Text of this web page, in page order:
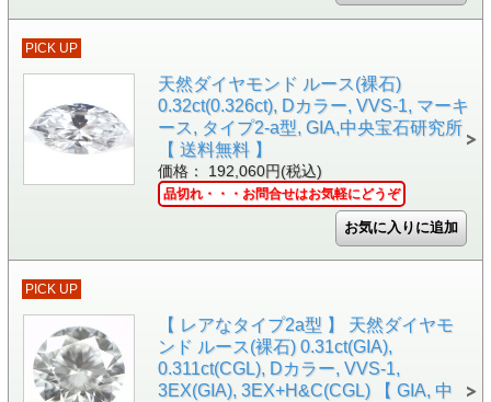
PICK UP
天然ダイヤモンド ルース(裸石)
0.32ct(0.326ct), Dカラー, VVS-1, マーキ
ース, タイプ2-a型, GIA,中央宝石研究所
【 送料無料 】
価格： 192,060円(税込)
品切れ・・・お問合せはお気軽にどうぞ
PICK UP
【 レアなタイプ2a型 】 天然ダイヤモ
ンド ルース(裸石) 0.31ct(GIA),
0.311ct(CGL), Dカラー, VVS-1,
3EX(GIA), 3EX+H&C(CGL) 【 GIA, 中